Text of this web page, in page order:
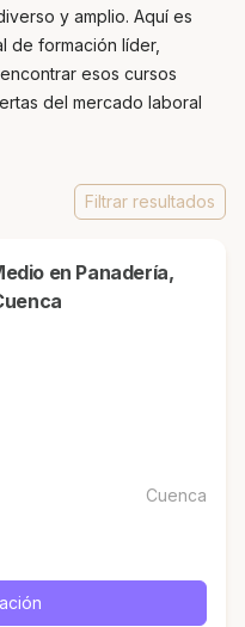
y amplio. Aquí es
de formación líder,
esos cursos
del mercado laboral
Filtrar resultados
Cuenca